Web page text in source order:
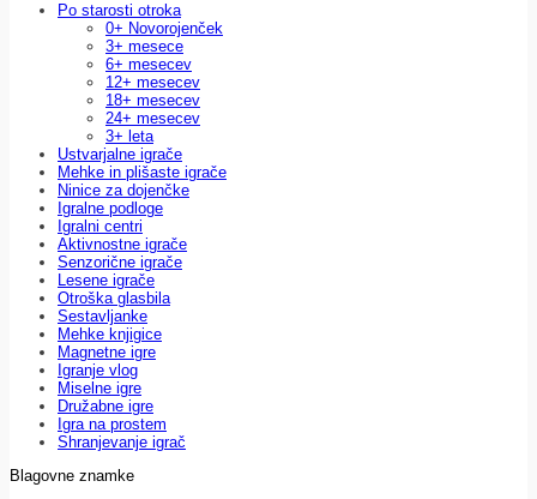
Po starosti otroka
0+ Novorojenček
3+ mesece
6+ mesecev
12+ mesecev
18+ mesecev
24+ mesecev
3+ leta
Ustvarjalne igrače
Mehke in plišaste igrače
Ninice za dojenčke
Igralne podloge
Igralni centri
Aktivnostne igrače
Senzorične igrače
Lesene igrače
Otroška glasbila
Sestavljanke
Mehke knjigice
Magnetne igre
Igranje vlog
Miselne igre
Družabne igre
Igra na prostem
Shranjevanje igrač
Blagovne znamke